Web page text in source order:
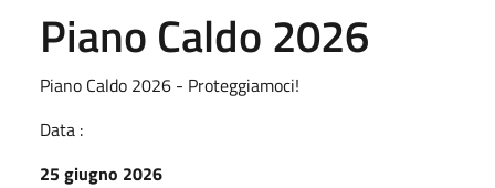
Piano Caldo 2026
Piano Caldo 2026 - Proteggiamoci!
Data :
25 giugno 2026